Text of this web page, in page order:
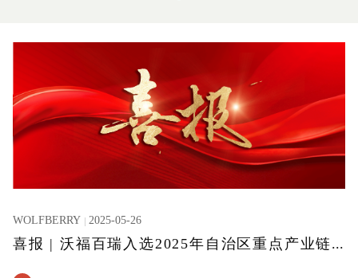
WOLFBERRY 2025-05-26
喜报 | 沃福百瑞入选2025年自治区重点产业链“链主”